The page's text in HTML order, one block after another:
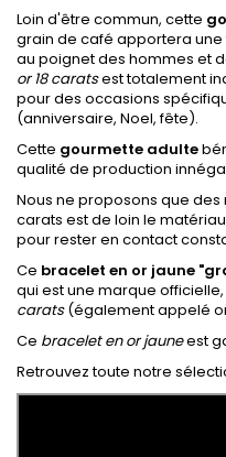
Loin d'être commun, cette
grain de café apportera
au poignet des hommes et
or 18 caratsest totalement
pour des occasions
(anniversaire, Noel, fête).
Cette gourmette adulte
qualité de production
Nous ne proposons que des
carats est de loin le
pour rester en contact
Ce bracelet en or jaune
qui est une marque
carats(également appelé or
Ce bracelet en or jauneest
Retrouvez toute notre